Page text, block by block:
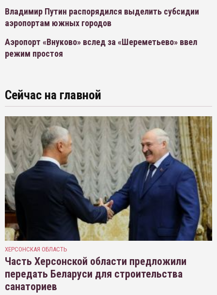
Владимир Путин распорядился выделить субсидии
аэропортам южных городов
Аэропорт «Внуково» вслед за «Шереметьево» ввел
режим простоя
Сейчас на главной
ХЕРСОНСКАЯ ОБЛАСТЬ
Часть Херсонской области предложили
передать Беларуси для строительства
санаториев